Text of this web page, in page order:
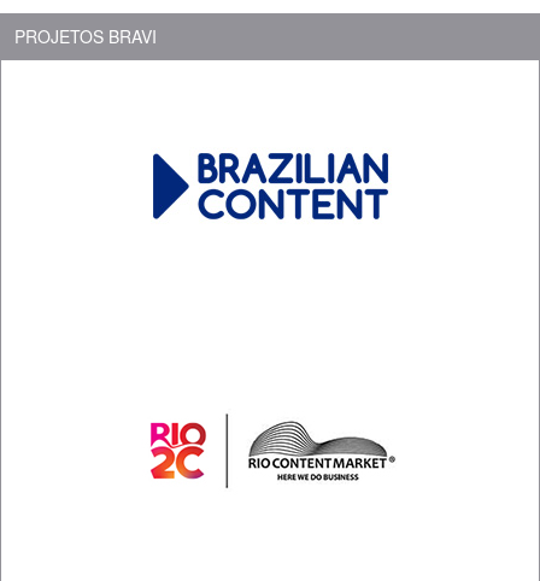
PROJETOS BRAVI